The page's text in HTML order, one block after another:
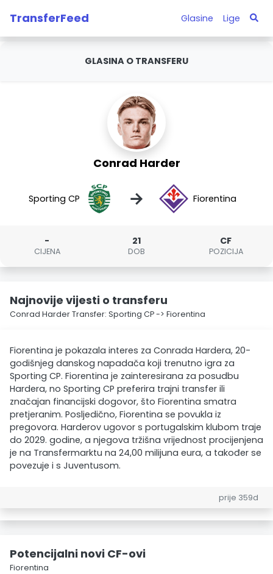
TransferFeed Glasine Lige
GLASINA O TRANSFERU
Conrad Harder
Sporting CP → Fiorentina
-
CIJENA
21
DOB
CF
POZICIJA
Najnovije vijesti o transferu
Conrad Harder Transfer: Sporting CP -> Fiorentina
Fiorentina je pokazala interes za Conrada Hardera, 20-
godišnjeg danskog napadača koji trenutno igra za
Sporting CP. Fiorentina je zainteresirana za posudbu
Hardera, no Sporting CP preferira trajni transfer ili
značajan financijski dogovor, što Fiorentina smatra
pretjeranim. Posljedično, Fiorentina se povukla iz
pregovora. Harderov ugovor s portugalskim klubom traje
do 2029. godine, a njegova tržišna vrijednost procijenjena
je na Transfermarktu na 24,00 milijuna eura, a također se
povezuje i s Juventusom.
prije 359d
Potencijalni novi CF-ovi
Fiorentina